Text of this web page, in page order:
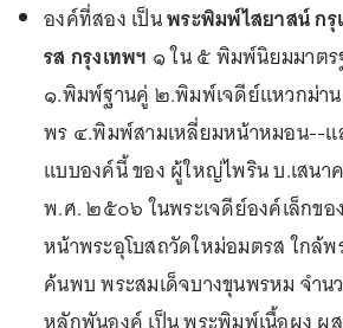
องค์ที่สอง เป็นพระพิมพ์ไสยาสน์ ก
รส กรุงเทพฯ ๑ ใน ๕ พิมพ์นิยมมาตร
๑.พิมพ์ฐานคู่ ๒.พิมพ์เจดีย์แหวกม่า
พร ๔.พิมพ์สามเหลี่ยมหน้าหมอน--
แบบองค์นี้ ของ ผู้ใหญ่ไพริน บ.เสน
พ.ศ. ๒๕๐๖ ในพระเจดีย์องค์เล็กขอ
หน้าพระอุโบสถวัดใหม่อมตรส ใกล้
ค้นพบ พระสมเด็จบางขุนพรหม จำน